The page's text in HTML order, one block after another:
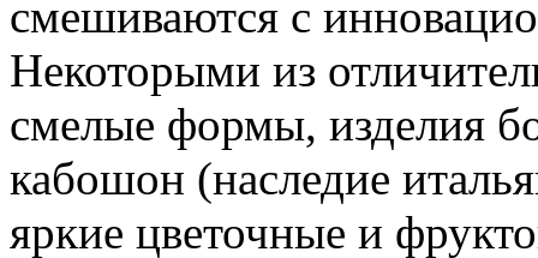
смешиваются с
Некоторыми из
смелые формы, изделия
кабошон (наследие
яркие цветочные и